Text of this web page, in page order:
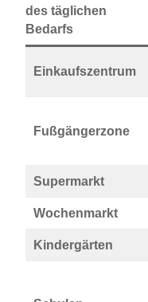
des täglichen
Bedarfs
Einkaufszentrum
Fußgängerzone
Supermarkt
Wochenmarkt
Kindergärten